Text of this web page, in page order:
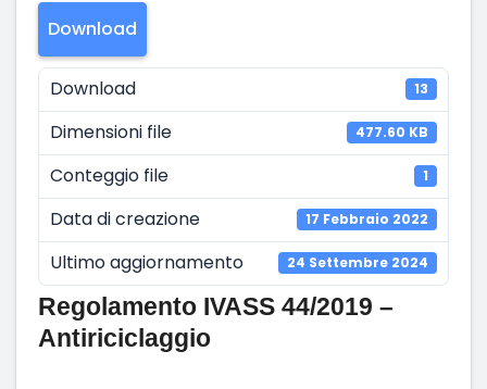
Download
Download 13
Dimensioni file 477.60 KB
Conteggio file 1
Data di creazione 17 Febbraio 2022
Ultimo aggiornamento 24 Settembre 2024
Regolamento IVASS 44/2019 –
Antiriciclaggio